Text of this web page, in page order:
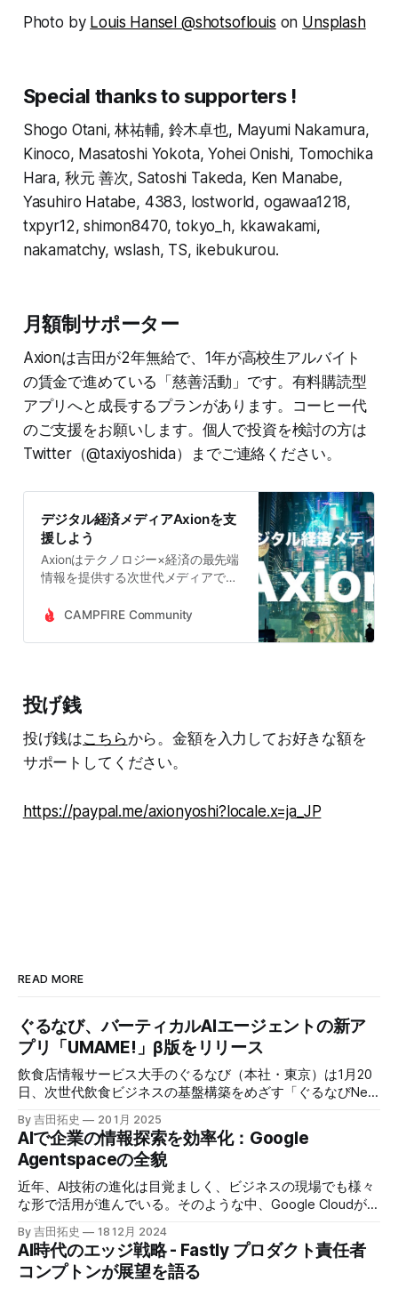
Photo by Louis Hansel @shotsoflouis on Unsplash
Special thanks to supporters !
Shogo Otani, 林祐輔, 鈴木卓也, Mayumi Nakamura,
Kinoco, Masatoshi Yokota, Yohei Onishi, Tomochika
Hara, 秋元 善次, Satoshi Takeda, Ken Manabe,
Yasuhiro Hatabe, 4383, lostworld, ogawaa1218,
txpyr12, shimon8470, tokyo_h, kkawakami,
nakamatchy, wslash, TS, ikebukurou.
月額制サポーター
Axionは吉田が2年無給で、1年が高校生アルバイト
の賃金で進めている「慈善活動」です。有料購読型
アプリへと成長するプランがあります。コーヒー代
のご支援をお願いします。個人で投資を検討の方は
Twitter（@taxiyoshida）までご連絡ください。
デジタル経済メディアAxionを支
援しよう
Axionはテクノロジー×経済の最先端
情報を提供する次世代メディアで
調査と分析によって信頼度の高い情
性を担保するため支援を募っていま
す。
CAMPFIRE Community
投げ銭
投げ銭はこちらから。金額を入力してお好きな額を
サポートしてください。
https://paypal.me/axionyoshi?locale.x=ja_JP
READ MORE
ぐるなび、バーティカルAIエージェントの新ア
プリ「UMAME!」β版をリリース
飲食店情報サービス大手のぐるなび（本社・東京）は1月20
日、次世代飲食ビジネスの基盤構築をめざす「ぐるなびNext
プロジェクト」の初成果として、新たな飲食店探索アプリ
「UMAME!（うまみー！）」のβ版を公開した。
By 吉田拓史 20 1月 2025
AIで企業の情報探索を効率化：Google
Agentspaceの全貌
近年、AI技術の進化は目覚ましく、ビジネスの現場でも様々
な形で活用が進んでいる。そのような中、Google Cloudが新
たに発表したGoogle Agentspaceは、いま注目を集めるAIエ
ージェントがエンタープライズITを大きく変革する予兆と言
えるだろう。
By 吉田拓史 18 12月 2024
AI時代のエッジ戦略 - Fastly プロダクト責任者
コンプトンが展望を語る